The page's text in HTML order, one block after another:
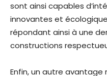
sont ainsi capables
innovantes et
répondant ainsi à une
constructions
Enfin, un autre